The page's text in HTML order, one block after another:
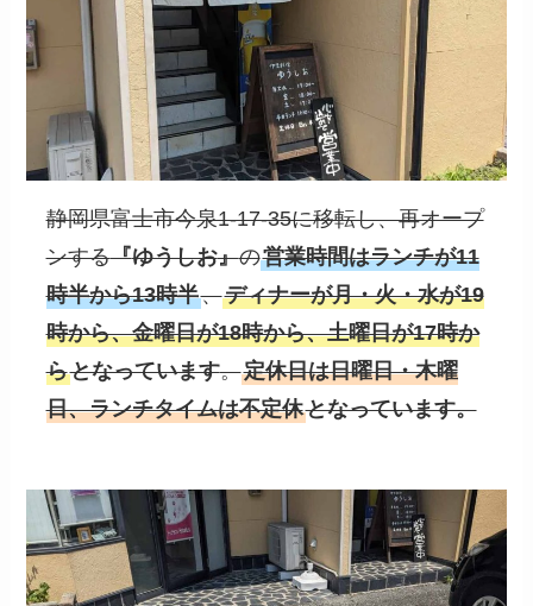
静岡県富士市今泉1-17-35に移転し、再オープ
ンする『ゆうしお』の営業時間はランチが11
時半から13時半、ディナーが月・火・水が19
時から、金曜日が18時から、土曜日が17時か
らとなっています。定休日は日曜日・木曜
日、ランチタイムは不定休となっています。